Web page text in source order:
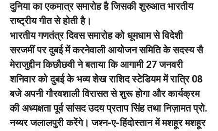
दुनिया का एकमात्र समारोह है जिसकी शुरुआत भारतीय
राष्ट्रीय गीत से होती है।
भारतीय गणतंत्र दिवस समारोह को धूमधाम से विदेशी
सरजमीं पर दुबई में करनेवाली आयोजन समिति के सदस्य सै
मेराजुद्दीन किछौछवी ने बताया कि आगामी 27 जनवरी
शनिवार को दुबई के भव्य शेख राशिद स्टेडियम में रात्रि 08
बजे अपनी गौरवशाली विरासत से शुरू होगा और कार्यक्रम
की अध्यक्षता पूर्व सांसद उदय प्रताप सिंह तथा निज़ामत प्रो.
नय्यर जलालपुरी करेंगे। जश्न-ए-हिंदोस्तान में मशहूर मशहूर